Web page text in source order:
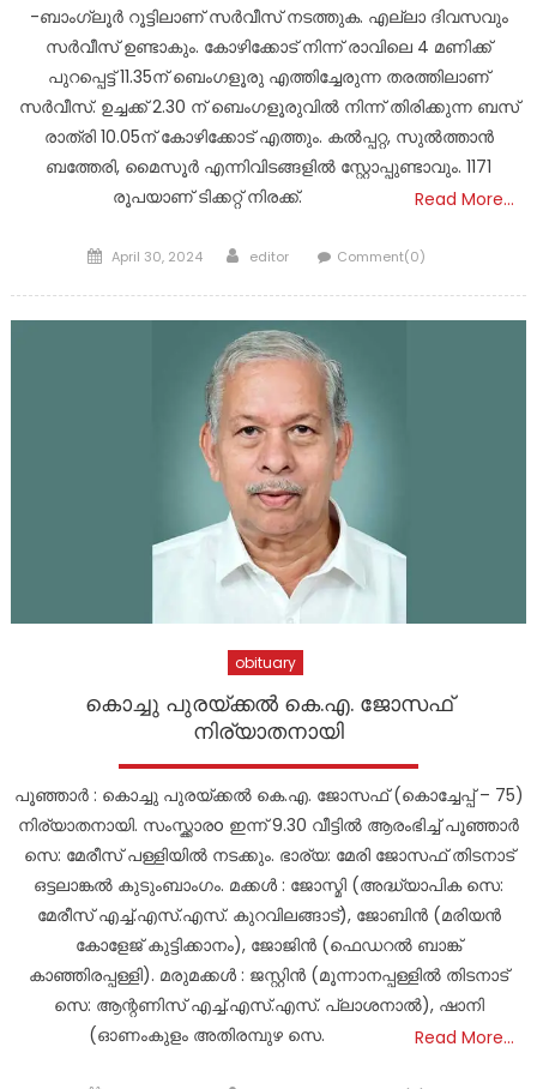
-ബാംഗ്ലൂർ റൂട്ടിലാണ് സർവീസ് നടത്തുക. എല്ലാ ദിവസവും
സർവീസ് ഉണ്ടാകും. കോഴിക്കോട് നിന്ന് രാവിലെ 4 മണിക്ക്
പുറപ്പെട്ട് 11.35ന് ബെംഗളൂരു എത്തിച്ചേരുന്ന തരത്തിലാണ്
സർവീസ്. ഉച്ചക്ക് 2.30 ന് ബെംഗളൂരുവിൽ നിന്ന് തിരിക്കുന്ന ബസ്
രാത്രി 10.05ന് കോഴിക്കോട് എത്തും. കൽപ്പറ്റ, സുൽത്താൻ
ബത്തേരി, മൈസൂർ എന്നിവിടങ്ങളിൽ സ്റ്റോപ്പുണ്ടാവും. 1171
രൂപയാണ് ടിക്കറ്റ് നിരക്ക്.
Read More…
Posted
April 30, 2024 Author
editor Comment(0)
obituary
കൊച്ചു പുരയ്ക്കൽ കെ.എ. ജോസഫ്
നിര്യാതനായി
പൂഞ്ഞാർ : കൊച്ചു പുരയ്ക്കൽ കെ.എ. ജോസഫ്‌ (കൊച്ചേപ്പ് – 75)
നിര്യാതനായി. സംസ്ക്കാരo ഇന്ന് 9.30 വീട്ടിൽ ആരംഭിച്ച് പൂഞ്ഞാർ
സെ: മേരീസ് പള്ളിയിൽ നടക്കും. ഭാര്യ: മേരി ജോസഫ് തിടനാട്
ഒട്ടലാങ്കൽ കുടുംബാംഗം. മക്കൾ : ജോസ്മി (അദ്ധ്യാപിക സെ:
മേരീസ് എച്ച്.എസ്.എസ്. കുറവിലങ്ങാട്), ജോബിൻ (മരിയൻ
കോളേജ് കുട്ടിക്കാനം), ജോജിൻ (ഫെഡറൽ ബാങ്ക്
കാഞ്ഞിരപ്പള്ളി). മരുമക്കൾ : ജസ്റ്റിൻ (മൂന്നാനപ്പള്ളിൽ തിടനാട്
സെ: ആന്റണിസ് എച്ച്.എസ്.എസ്. പ്ലാശനാൽ), ഷാനി
(ഓണംകുളം അതിരമ്പുഴ സെ.
Read More…